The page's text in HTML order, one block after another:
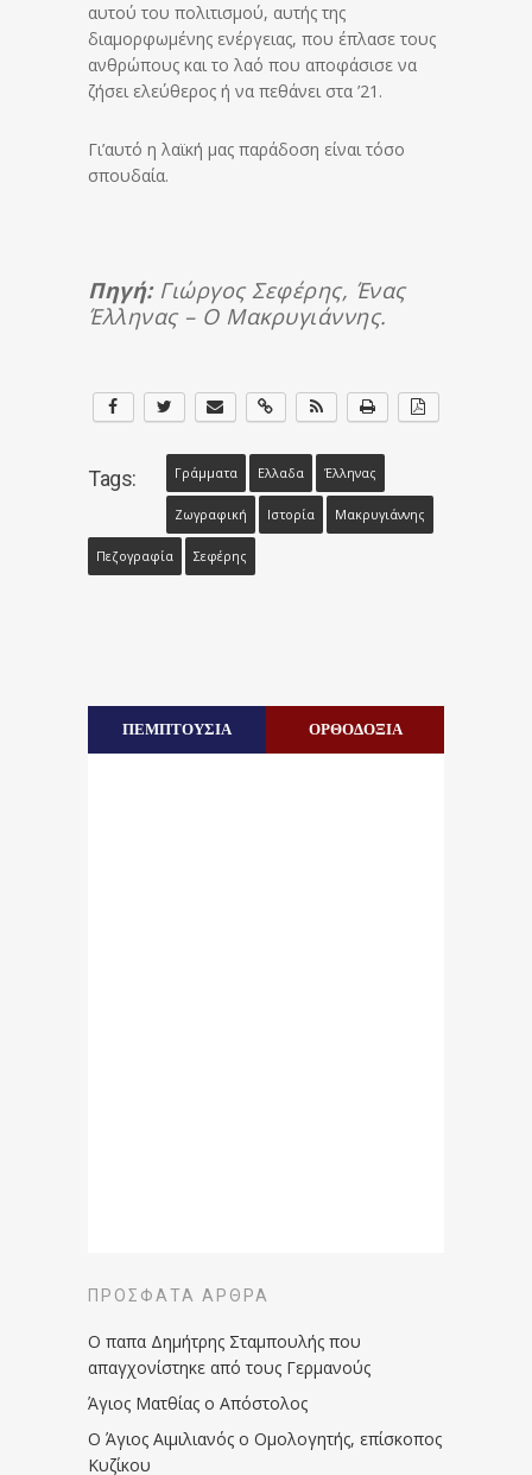
αυτού του πολιτισμού, αυτής της
διαμορφωμένης ενέργειας, που έπλασε τους
ανθρώπους και το λαό που αποφάσισε να
ζήσει ελεύθερος ή να πεθάνει στα ’21.
Γι’αυτό η λαϊκή μας παράδοση είναι τόσο
σπουδαία.
Πηγή:Γιώργος Σεφέρης, Ένας
Έλληνας – Ο Μακρυγιάννης.
Tags: Γράμματα Ελλαδα Έλληνας
Ζωγραφική Ιστορία Μακρυγιάννης
Πεζογραφία Σεφέρης
ΠΕΜΠΤΟΥΣΙΑ ΟΡΘΟΔΟΞΙΑ
ΠΡΌΣΦΑΤΑ ΆΡΘΡΑ
Ο παπα Δημήτρης Σταμπουλής που
απαγχονίστηκε από τους Γερμανούς
Άγιος Ματθίας ο Απόστολος
Ο Άγιος Αιμιλιανός ο Ομολογητής, επίσκοπος
Κυζίκου